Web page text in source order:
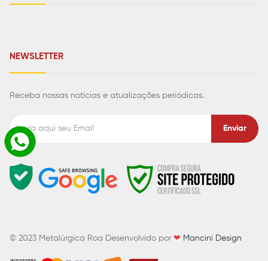
NEWSLETTER
Receba nossas notícias e atualizações periódicas.
Enviar
© 2023 Metalúrgica Roa Desenvolvido por ❤ Mancini Design